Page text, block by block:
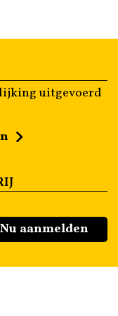
uitgevoerd
Nu aanmelden